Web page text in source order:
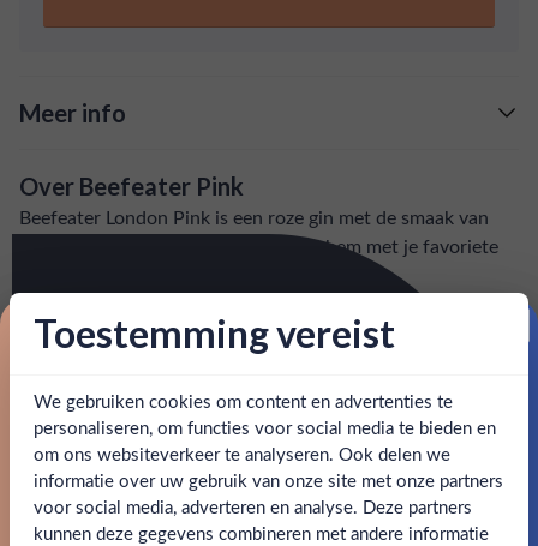
Ben jij 18 jaar of ouder?
Meer info
Snelle levering: voor 15:00, morgen in huis (uitzondering bij
artikel vermeld)
en goed bereikbare klantenservice.
Over Beefeater Pink
Beefeater London Pink is een roze gin met de smaak van
rozen, frambozen en aardbeien. Mix hem met je favoriete
SPECIFICATIES
Alcohol 37.50%
Merk Beefeater
Kleurstoffen
Toestemming vereist
We gebruiken cookies om content en advertenties te
personaliseren, om functies voor social media te bieden en
om ons websiteverkeer te analyseren. Ook delen we
informatie over uw gebruik van onze site met onze partners
voor social media, adverteren en analyse. Deze partners
kunnen deze gegevens combineren met andere informatie
Proost op je eerste korting!
Schrijf je in en ontvang direct 5% korting op je eerste
bestelling.
Email